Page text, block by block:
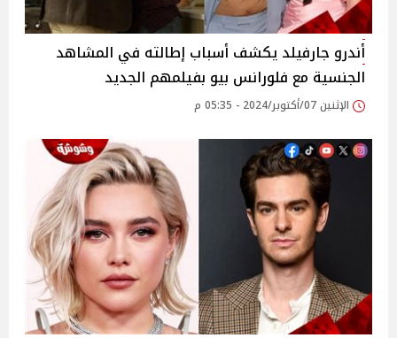
أندرو جارفيلد يكشف أسباب إطالته في المشاهد
الجنسية مع فلورانس بيو بفيلمهم الجديد
الإثنين 07/أكتوبر/2024 - 05:35 م